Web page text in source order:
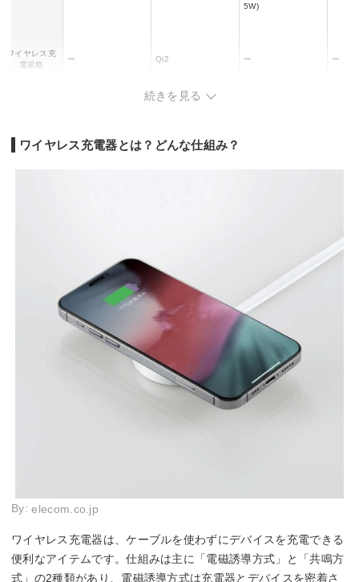
5W)
ワイヤレス充
電規格
ー Qi2 ー ー
60x9x60 mm
続きを見る
ワイヤレス充電器とは？どんな仕組み？
By:elecom.co.jp
ワイヤレス充電器は、ケーブルを使わずにデバイスを充電できる
便利なアイテムです。仕組みは主に「電磁誘導方式」と「共鳴方
式」の2種類があり、電磁誘導方式は充電器とデバイスを密着さ